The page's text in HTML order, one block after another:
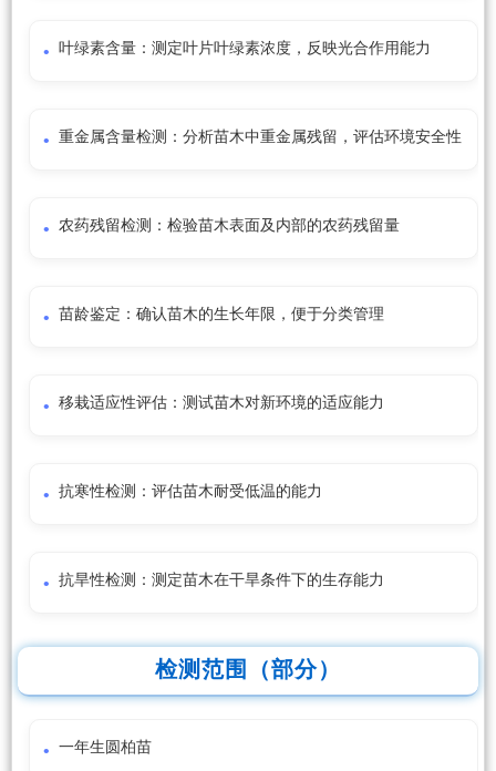
叶绿素含量：测定叶片叶绿素浓度，反映光合作用能力
重金属含量检测：分析苗木中重金属残留，评估环境安全性
农药残留检测：检验苗木表面及内部的农药残留量
苗龄鉴定：确认苗木的生长年限，便于分类管理
移栽适应性评估：测试苗木对新环境的适应能力
抗寒性检测：评估苗木耐受低温的能力
抗旱性检测：测定苗木在干旱条件下的生存能力
检测范围（部分）
一年生圆柏苗